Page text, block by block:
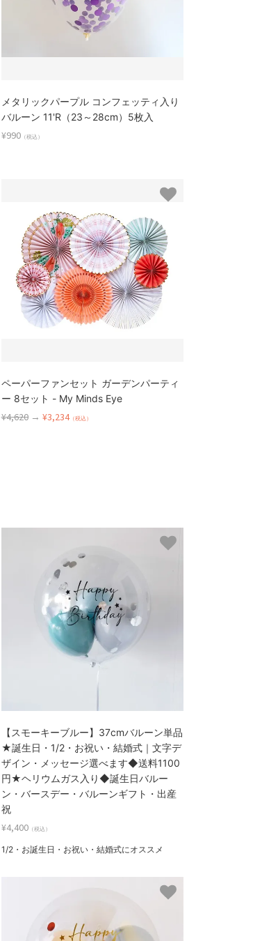
メタリックパープル コンフェッティ入り
バルーン 11'R（23～28cm）5枚入
¥990（税込）
ペーパーファンセット ガーデンパーティ
ー 8セット - My Minds Eye
¥4,620→ ¥3,234（税込）
【スモーキーブルー】37cmバルーン単品
★誕生日・1/2・お祝い・結婚式｜文字デ
ザイン・メッセージ選べます◆送料1100
円★ヘリウムガス入り◆誕生日バルー
ン・バースデー・バルーンギフト・出産
祝
¥4,400（税込）
1/2・お誕生日・お祝い・結婚式にオススメ